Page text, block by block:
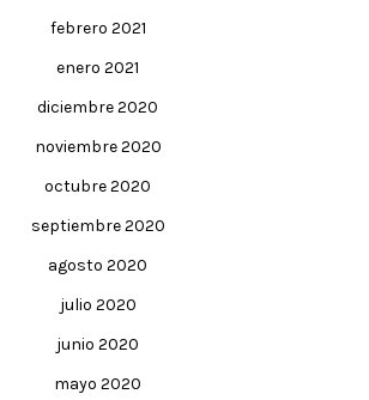
febrero 2021
enero 2021
diciembre 2020
noviembre 2020
octubre 2020
septiembre 2020
agosto 2020
julio 2020
junio 2020
mayo 2020